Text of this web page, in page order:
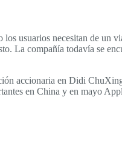
usuarios necesitan de un
La compañía todavía se
accionaria en Didi
en China y en mayo